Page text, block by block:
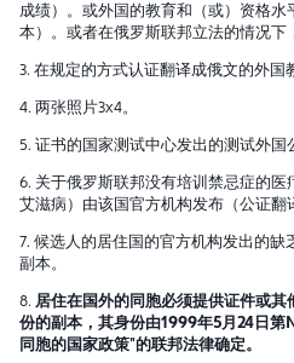
成绩）。或外国的教育和（或）资格水
本）。或者在俄罗斯联邦立法的情况下
3. 在规定的方式认证翻译成俄文的外国
4. 两张照片3x4。
5. 证书的国家测试中心发出的测试外国
6. 关于俄罗斯联邦没有培训禁忌症的
艾滋病）由该国官方机构发布（公证翻
7. 候选人的居住国的官方机构发出的
副本。
8. 居住在国外的同胞必须提供证件或
份的副本，其身份由1999年5月24日
同胞的国家政策"的联邦法律确定。